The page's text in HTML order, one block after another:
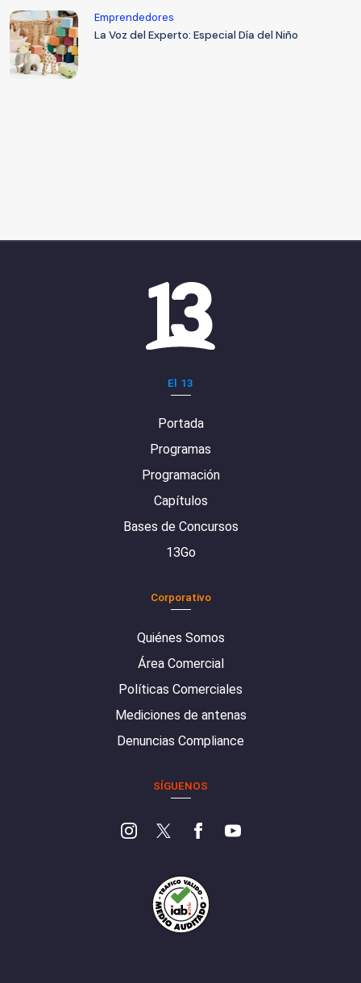
Emprendedores
La Voz del Experto: Especial Día del Niño
El 13
Portada
Programas
Programación
Capítulos
Bases de Concursos
13Go
Corporativo
Quiénes Somos
Área Comercial
Políticas Comerciales
Mediciones de antenas
Denuncias Compliance
SÍGUENOS